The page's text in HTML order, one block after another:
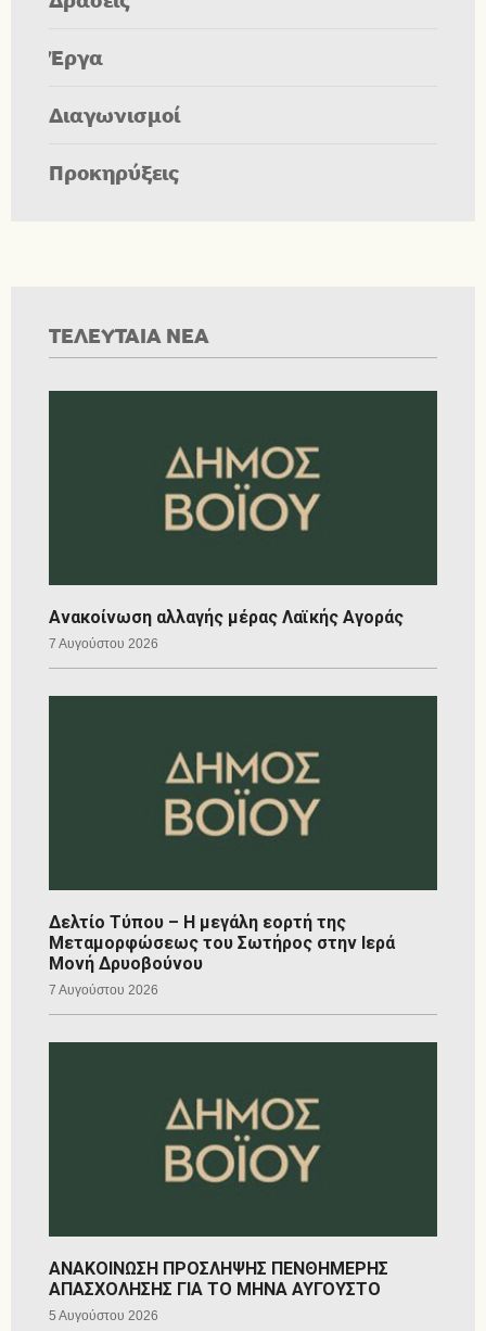
Έργα
Διαγωνισμοί
Προκηρύξεις
ΤΕΛΕΥΤΑΙΑ ΝΕΑ
Ανακοίνωση αλλαγής μέρας Λαϊκής Αγοράς
7 Αυγούστου 2026
Δελτίο Τύπου – Η μεγάλη εορτή της
Μεταμορφώσεως του Σωτήρος στην Ιερά
Μονή Δρυοβούνου
7 Αυγούστου 2026
ΑΝΑΚΟΙΝΩΣΗ ΠΡΟΣΛΗΨΗΣ ΠΕΝΘΗΜΕΡΗΣ
ΑΠΑΣΧΟΛΗΣΗΣ ΓΙΑ ΤΟ ΜΗΝΑ ΑΥΓΟΥΣΤΟ
5 Αυγούστου 2026